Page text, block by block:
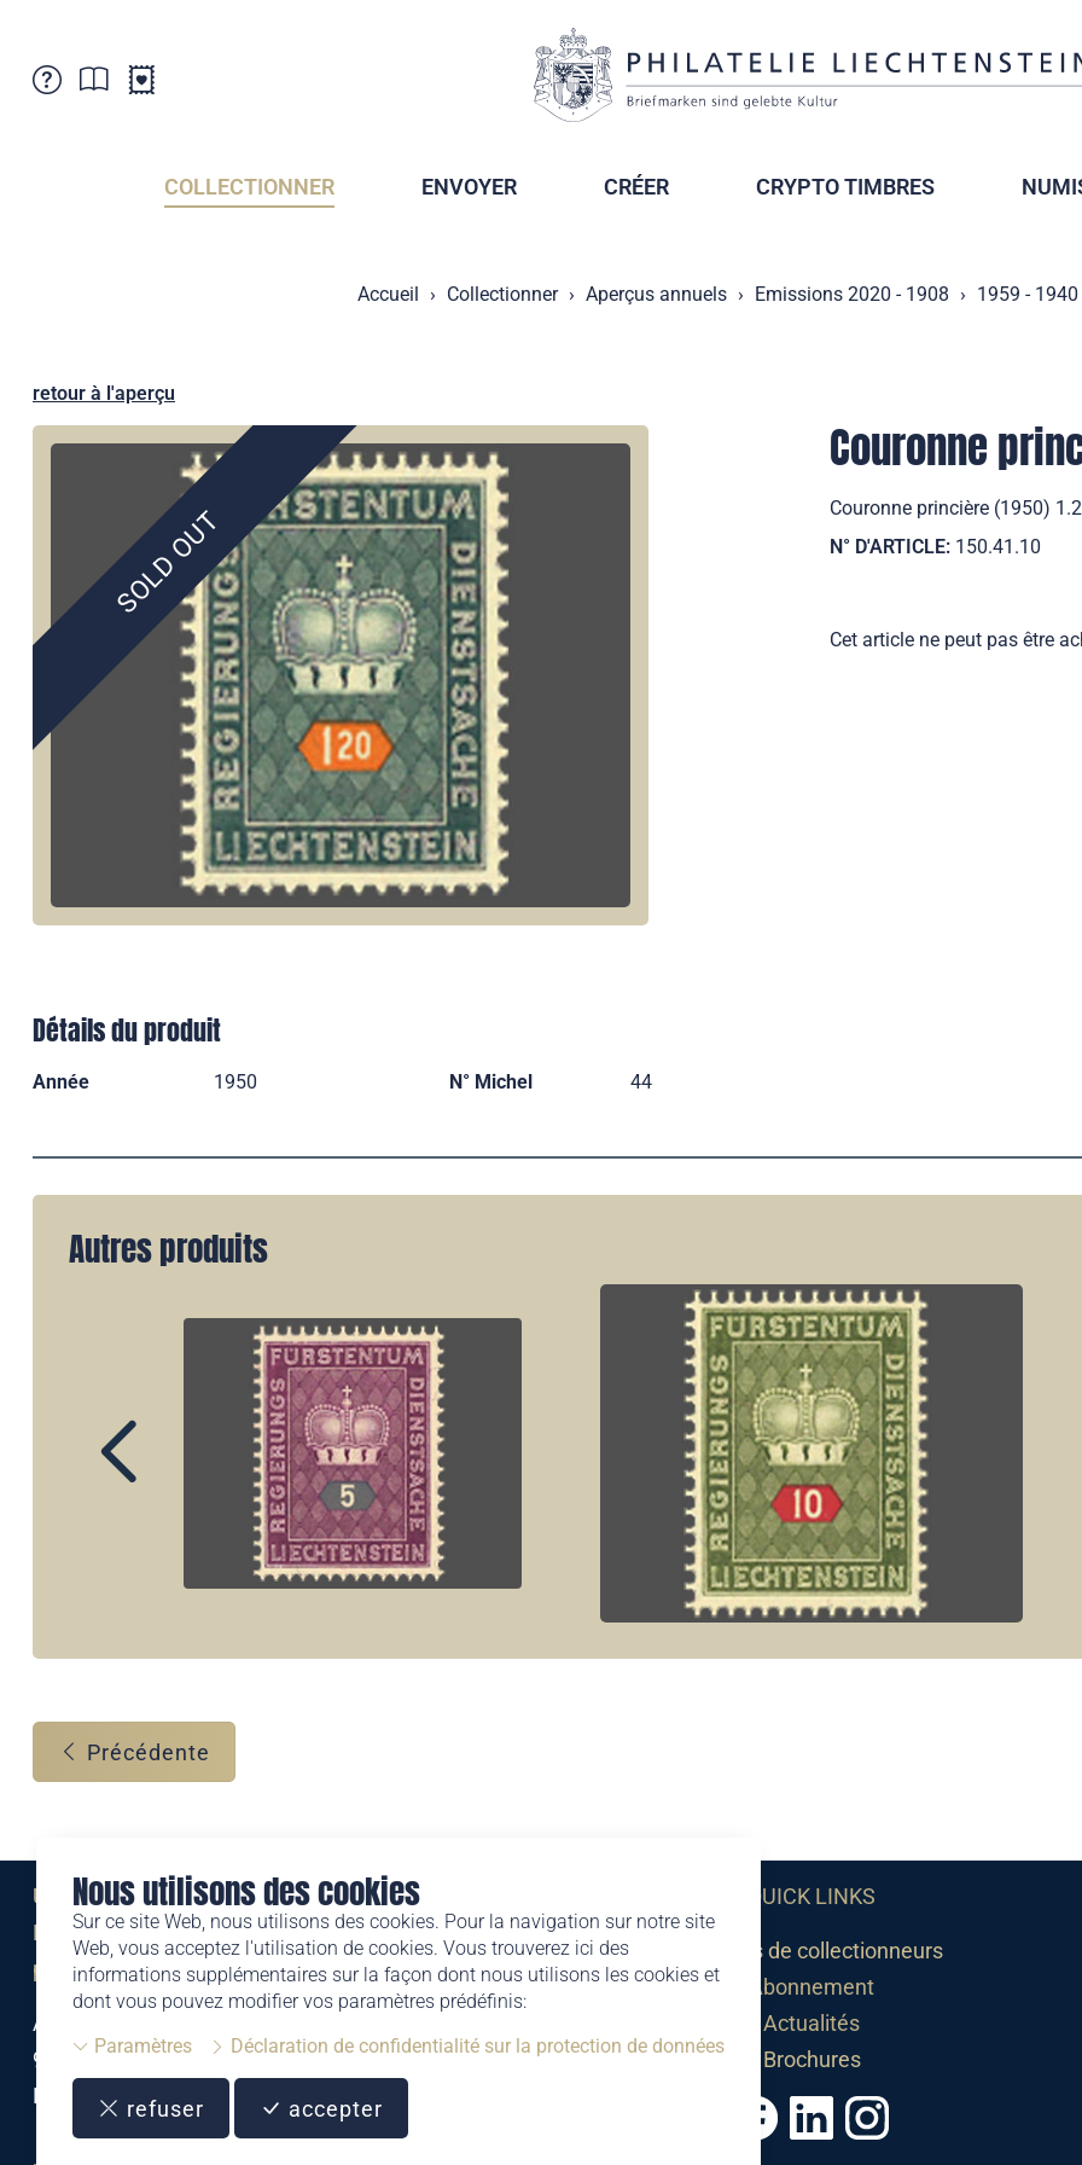
Nous utilisons des cookies
Sur ce site Web, nous utilisons des cookies. Pour la navigation sur notre site
Web, vous acceptez l'utilisation de cookies. Vous trouverez ici des
informations supplémentaires sur la façon dont nous utilisons les cookies et
dont vous pouvez modifier vos paramètres prédéfinis:
Paramètres
Déclaration de confidentialité sur la protection de données
refuser accepter
Points de vente
AbonnementCOLLECTIONNER ENVOYER CRÉER CRYPTO TIMBRES
Accueil Collectionner Aperçus annuels Emissions 2020 - 1908 1959 - 1940
retour à l'aperçu
SOLD OUT
Couronne
Couronne princière (1950)
N° D'ARTICLE: 150.41.10
Cet article ne peut pas être
Détails du produit
Année 1950 N° Michel 44
Autres produits
Précédente
Une marque de
Liechtensteinischen Post AG
post.li
Alte Zollstrasse 11
9494 Schaan
Liechtenstein
T +423 399 44 66
QUICK LINKS
Sociétés de collectionneurs
Abonnement
Actualités
Brochures